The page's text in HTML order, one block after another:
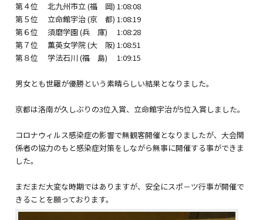
第４位 北九州市立 (福 岡) 1:08:08
第５位 立命館宇治 (京 都) 1:08:19
第６位 須磨学園 (兵 庫) 1:08:28
第７位 薫英女学院 (大 阪) 1:08:51
第８位 学法石川 (福 島) 1:09:15
男女とも世羅が優勝という素晴らしい結果となりました。
京都は洛南が久しぶりの3位入賞、立命館宇治が5位入賞しました。
コロナウィルス感染症の影響で無観客開催となりましたが、大会関
係者の協力のもと感染症対策をしながら無事に開催する事ができま
した。
まだまだ大変な時期ではありますが、安全にスポ－ツ行事が開催で
きることを願っております。